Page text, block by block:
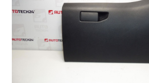
Košík